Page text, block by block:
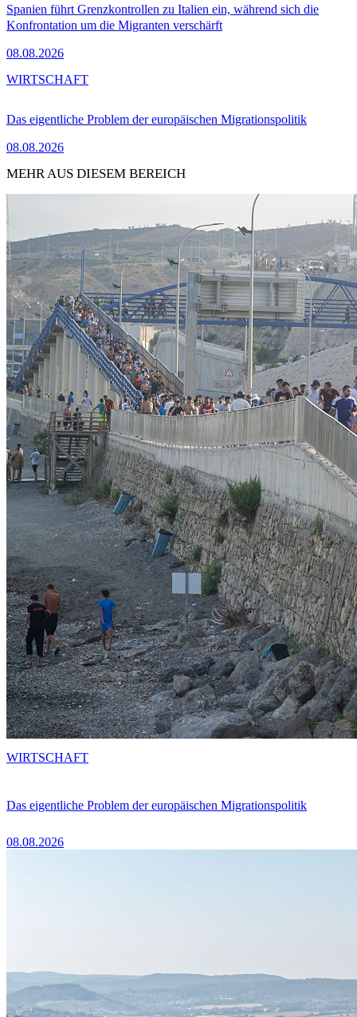
Spanien führt Grenzkontrollen zu Italien ein, während sich die
Konfrontation um die Migranten verschärft
08.08.2026
Das eigentliche Problem der europäischen Migrationspolitik
08.08.2026
WIRTSCHAFT
MEHR AUS DIESEM BEREICH
Das eigentliche Problem der europäischen Migrationspolitik
08.08.2026
WIRTSCHAFT